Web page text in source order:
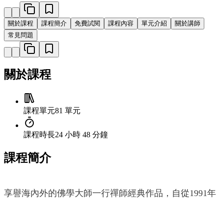
關於課程 課程簡介 免費試閱 課程內容 單元介紹
關於講師
常見問題
關於課程
課程單元81 單元
課程時長24 小時 48 分鐘
課程簡介
享譽海內外的佛學大師一行禪師經典作品，自從1991年